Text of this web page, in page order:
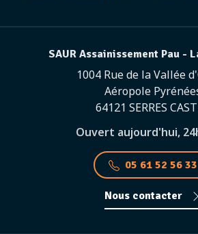
SAUR Assainissement Pau -
1004 Rue de la Vallée
Aéropole
64121 SERRES
Ouvert aujourd'hui,
05 61 52 56 33
Nous contacter